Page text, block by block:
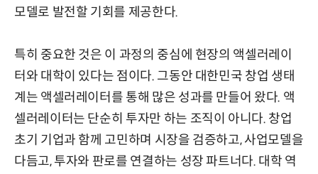
모델로 발전할 기회를 제공한다.
특히 중요한 것은 이 과정의 중심에 현장의 액셀러레이
터와 대학이 있다는 점이다. 그동안 대한민국 창업 생태
계는 액셀러레이터를 통해 많은 성과를 만들어 왔다. 액
셀러레이터는 단순히 투자만 하는 조직이 아니다. 창업
초기 기업과 함께 고민하며 시장을 검증하고, 사업모델을
다듬고, 투자와 판로를 연결하는 성장 파트너다. 대학 역